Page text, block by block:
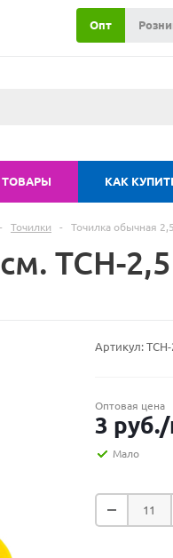
Опт
КАК
- Точилки - Точилка обычная
ТСН-2,5
Артикул: ТСН-
Оптовая цена
3 руб.
Мало